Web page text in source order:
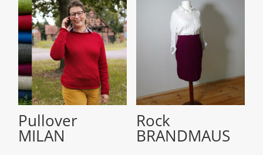
Pullover
MILAN
Rock
BRANDMAUS